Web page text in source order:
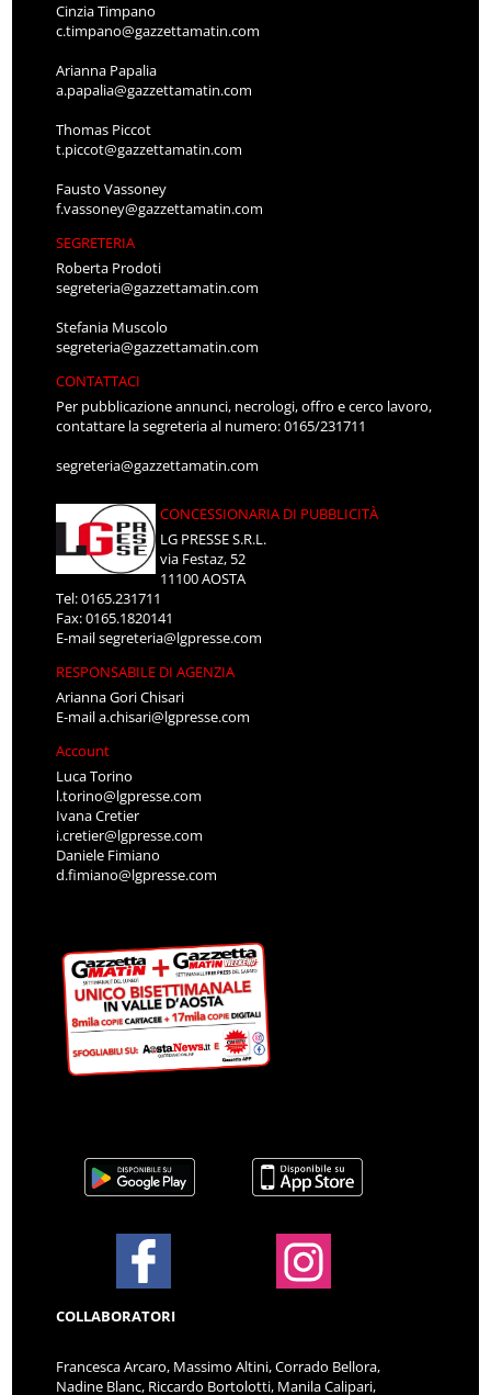
Cinzia Timpano
c.timpano@gazzettamatin.com
Arianna Papalia
a.papalia@gazzettamatin.com
Thomas Piccot
t.piccot@gazzettamatin.com
Fausto Vassoney
f.vassoney@gazzettamatin.com
SEGRETERIA
Roberta Prodoti
segreteria@gazzettamatin.com
Stefania Muscolo
segreteria@gazzettamatin.com
CONTATTACI
Per pubblicazione annunci, necrologi, offro e cerco lavoro,
contattare la segreteria al numero: 0165/231711
segreteria@gazzettamatin.com
CONCESSIONARIA DI PUBBLICITÀ
LG PRESSE S.R.L.
via Festaz, 52
11100 AOSTA
Tel: 0165.231711
Fax: 0165.1820141
E-mailsegreteria@lgpresse.com
RESPONSABILE DI AGENZIA
Arianna Gori Chisari
E-maila.chisari@lgpresse.com
Account
Luca Torino
l.torino@lgpresse.com
Ivana Cretier
i.cretier@lgpresse.com
Daniele Fimiano
d.fimiano@lgpresse.com
COLLABORATORI
Francesca Arcaro, Massimo Altini, Corrado Bellora,
Nadine Blanc, Riccardo Bortolotti, Manila Calipari,